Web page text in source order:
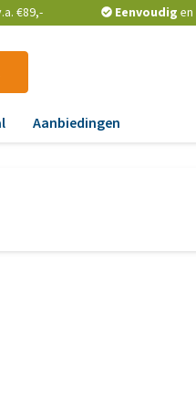
€89,- Eenvoudig en
Aanbiedingen